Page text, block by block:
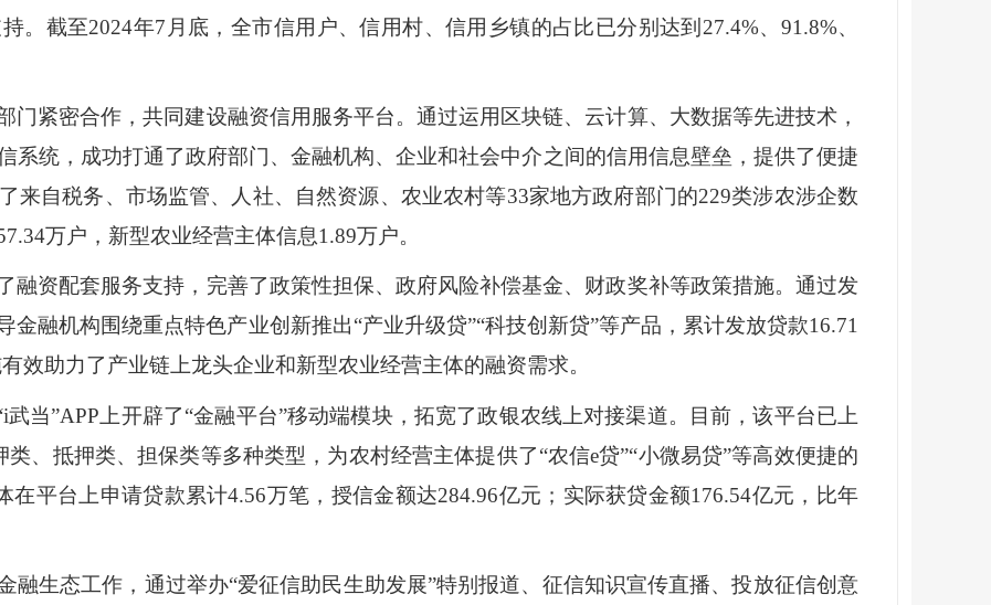
。截至2024年7月底，全市信用户、信用村、信用乡镇的占比已分别达到27.4%、91.8%、
门紧密合作，共同建设融资信用服务平台。通过运用区块链、云计算、大数据等先进技术，
系统，成功打通了政府部门、金融机构、企业和社会中介之间的信用信息壁垒，提供了便捷
来自税务、市场监管、人社、自然资源、农业农村等33家地方政府部门的229类涉农涉企数
万户，新型农业经营主体信息1.89万户。
融资配套服务支持，完善了政策性担保、政府风险补偿基金、财政奖补等政策措施。通过发
融机构围绕重点特色产业创新推出“产业升级贷”“科技创新贷”等产品，累计发放贷款16.71
效助力了产业链上龙头企业和新型农业经营主体的融资需求。
当”APP上开辟了“金融平台”移动端模块，拓宽了政银农线上对接渠道。目前，该平台已上
、抵押类、担保类等多种类型，为农村经营主体提供了“农信e贷”“小微易贷”等高效便捷的
在平台上申请贷款累计4.56万笔，授信金额达284.96亿元；实际获贷金额176.54亿元，比年
融生态工作，通过举办“爱征信助民生助发展”特别报道、征信知识宣传直播、投放征信创意